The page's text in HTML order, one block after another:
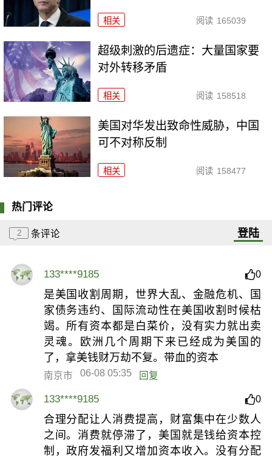
相关 阅读 165039
超级刺激的后遗症：大量国家要
对外转移矛盾
相关 阅读 158518
美国对华发出致命性威胁，中国
可不对称反制
相关 阅读 158477
热门评论
2 条评论 登陆
133****9185 0
是美国收割周期，世界大乱、金融危机、国
家债务违约、国际流动性在美国收割时候枯
竭。所有资本都是白菜价，没有实力就出卖
灵魂。欧洲几个周期下来已经成为美国的
了，拿美钱财万劫不复。带血的资本
南京市 06-08 05:35 回复
133****9185 0
合理分配让人消费提高，财富集中在少数人
之间。消费就停滞了，美国就是钱给资本控
制，政府发福利又增加资本收入。没有分配